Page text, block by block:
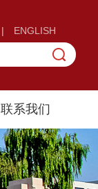
| ENGLISH
联系我们